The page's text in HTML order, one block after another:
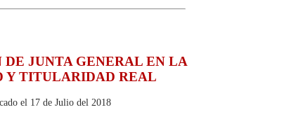
DE JUNTA GENERAL EN LA
Y TITULARIDAD REAL
el 17 de Julio del 2018